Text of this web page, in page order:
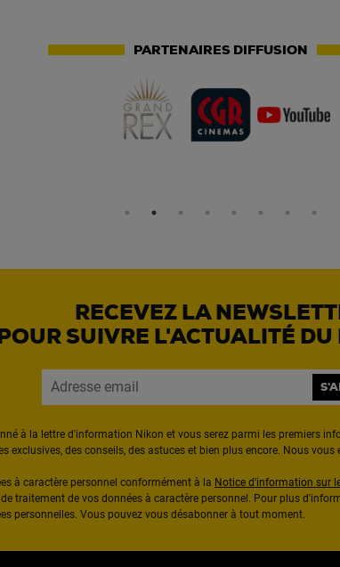
PARTENAIRES DIFFUSION
RECEVEZ LA
SUIVRE L'ACTUALITÉ
à la lettre d'information Nikon et vous serez parmi les premiers
exclusives, des conseils, des astuces et bien plus encore. Nous
à caractère personnel conformément à la Notice d'information sur
traitement de vos données à caractère personnel. Pour plus
personnelles. Vous pouvez vous désabonner à tout moment.